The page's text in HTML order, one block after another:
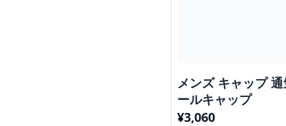
メンズ キャップ
ールキャップ
¥3,060